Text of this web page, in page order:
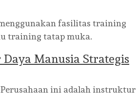
fasilitas training
training tatap muka.
Manusia Strategis
ini adalah instruktur